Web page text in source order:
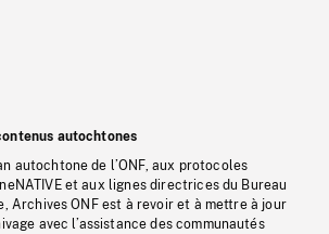
autochtones
autochtone de l’ONF, aux protocoles
et aux lignes directrices du Bureau
Archives ONF est à revoir et à mettre à jour
avec l’assistance des communautés